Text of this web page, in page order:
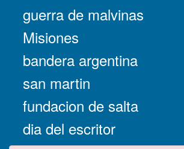
guerra de malvinas
Misiones
bandera argentina
san martin
fundacion de salta
dia del escritor